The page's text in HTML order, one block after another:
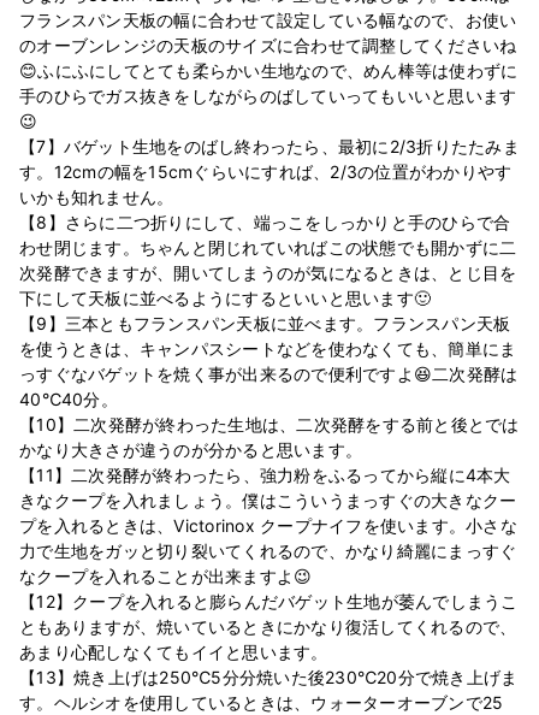
フランスパン天板の幅に合わせて設定している幅なので、お使い
のオーブンレンジの天板のサイズに合わせて調整してくださいね
😊ふにふにしてとても柔らかい生地なので、めん棒等は使わずに
手のひらでガス抜きをしながらのばしていってもいいと思います
😉
【7】バゲット生地をのばし終わったら、最初に2/3折りたたみま
す。12cmの幅を15cmぐらいにすれば、2/3の位置がわかりやす
いかも知れません。
【8】さらに二つ折りにして、端っこをしっかりと手のひらで合
わせ閉じます。ちゃんと閉じれていればこの状態でも開かずに二
次発酵できますが、開いてしまうのが気になるときは、とじ目を
下にして天板に並べるようにするといいと思います🙂
【9】三本ともフランスパン天板に並べます。フランスパン天板
を使うときは、キャンパスシートなどを使わなくても、簡単にま
っすぐなバゲットを焼く事が出来るので便利ですよ😆二次発酵は
40℃40分。
【10】二次発酵が終わった生地は、二次発酵をする前と後とでは
かなり大きさが違うのが分かると思います。
【11】二次発酵が終わったら、強力粉をふるってから縦に4本大
きなクープを入れましょう。僕はこういうまっすぐの大きなクー
プを入れるときは、Victorinox クープナイフを使います。小さな
力で生地をガッと切り裂いてくれるので、かなり綺麗にまっすぐ
なクープを入れることが出来ますよ😉
【12】クープを入れると膨らんだバゲット生地が萎んでしまうこ
ともありますが、焼いているときにかなり復活してくれるので、
あまり心配しなくてもイイと思います。
【13】焼き上げは250℃5分分焼いた後230℃20分で焼き上げま
す。ヘルシオを使用しているときは、ウォーターオーブンで25